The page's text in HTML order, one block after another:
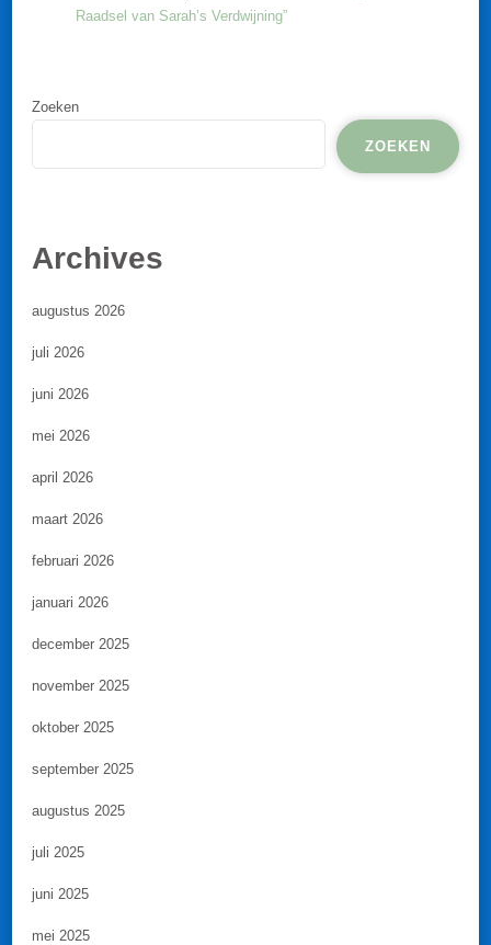
Raadsel van Sarah’s Verdwijning”
Zoeken
ZOEKEN
Archives
augustus 2026
juli 2026
juni 2026
mei 2026
april 2026
maart 2026
februari 2026
januari 2026
december 2025
november 2025
oktober 2025
september 2025
augustus 2025
juli 2025
juni 2025
mei 2025